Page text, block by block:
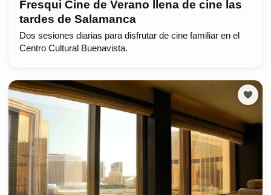
Fresqui Cine de Verano llena de cine las
tardes de Salamanca
Dos sesiones diarias para disfrutar de cine familiar en el
Centro Cultural Buenavista.